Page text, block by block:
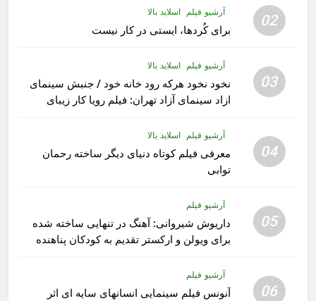
02 آرشیو فیلم اسلاید بالا
برای کُردها، ایستی در کار نیست
03
آرشیو فیلم اسلاید بالا
نخود نخود هرکه رود خانه خود / جنبش سینمای
ازاد سینمای آزاد تهران: فیلم رویا کار زیبای
04
آرشیو فیلم اسلاید بالا
معرفی فیلم کوتاه دنیای دیگر ساخته رحمان
توابی
05
آرشیو فیلم
داریوش شیروانی: آهنگ در تنهایی ساخته شده
برای ویولن و ارکستر تقدیم به کودکان پناهنده
06
آرشیو فیلم
آنونس فیلم سینمایی انسانهای سایه ای اثر